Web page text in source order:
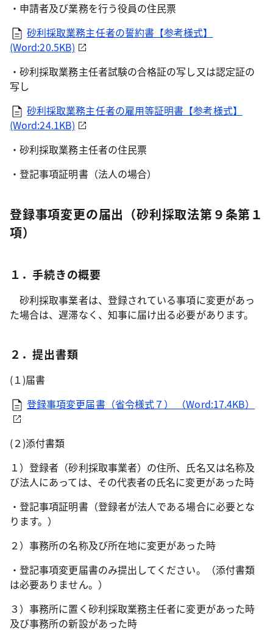
・申請者及び業務を行う役員の住民票
砂利採取業務主任者の誓約書【参考様式】
(Word:20.5KB)
・砂利採取業務主任者試験の合格証の写し又は認定証の
写し
砂利採取業務主任者の雇用等証明書【参考様式】
(Word:24.1KB)
・砂利採取業務主任者の住民票
・登記事項証明書（法人の場合）
登録事項変更の届出（砂利採取法第９条第１
項）
１．手続きの概要
砂利採取事業者は、登録されている事項に変更があっ
た場合は、遅滞なく、知事に届け出る必要があります。
２．提出書類
(１)届書
登録事項変更届書（省令様式７） （Word:17.4KB）
(２)添付書類
１）登録者（砂利採取事業者）の住所、氏名又は名称及
び法人にあっては、その代表者の氏名に変更があった時
・登記事項証明書（登録者が法人である場合に必要とな
ります。）
２）事務所の名称及び所在地に変更があった時
・登記事項変更届書のみ提出してください。（添付書類
は必要ありません。）
３）事務所に置く砂利採取業務主任者に変更があった時
及び事務所の新設があった時